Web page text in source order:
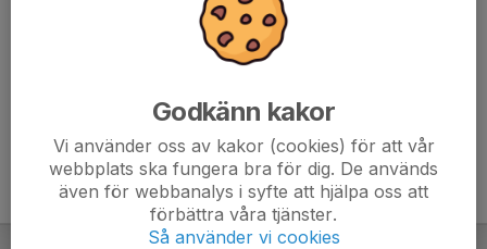
Godkänn kakor
Vi använder oss av kakor (cookies) för att vår
webbplats ska fungera bra för dig. De används
även för webbanalys i syfte att hjälpa oss att
förbättra våra tjänster.
Så använder vi cookies